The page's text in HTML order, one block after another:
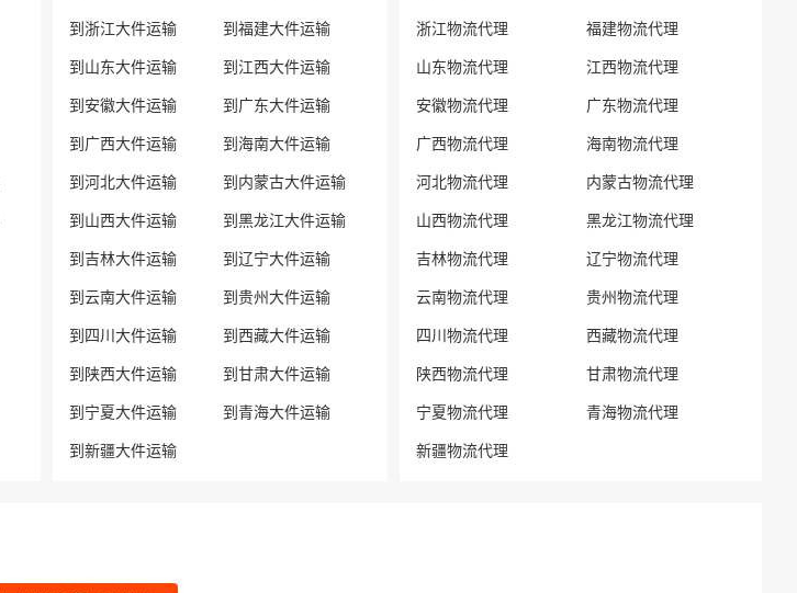
到浙江大件运输 到福建大件运输
到山东大件运输 到江西大件运输
到安徽大件运输 到广东大件运输
到广西大件运输 到海南大件运输
到河北大件运输 到内蒙古大件运输
到山西大件运输 到黑龙江大件运输
到吉林大件运输 到辽宁大件运输
到云南大件运输 到贵州大件运输
到四川大件运输 到西藏大件运输
到陕西大件运输 到甘肃大件运输
到宁夏大件运输 到青海大件运输
到新疆大件运输
浙江物流代理 福建物流代理
山东物流代理 江西物流代理
安徽物流代理 广东物流代理
广西物流代理 海南物流代理
河北物流代理 内蒙古物流代理
山西物流代理 黑龙江物流代理
吉林物流代理 辽宁物流代理
云南物流代理 贵州物流代理
四川物流代理 西藏物流代理
陕西物流代理 甘肃物流代理
宁夏物流代理 青海物流代理
新疆物流代理